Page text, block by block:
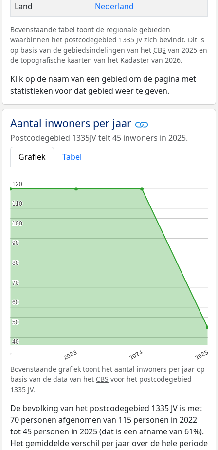
Land
Nederland
Bovenstaande tabel toont de regionale gebieden
waarbinnen het postcodegebied 1335 JV zich bevindt. Dit is
op basis van de gebiedsindelingen van het CBS van 2025 en
de topografische kaarten van het Kadaster van 2026.
Klik op de naam van een gebied om de pagina met
statistieken voor dat gebied weer te geven.
Aantal inwoners per jaar
Postcodegebied 1335JV telt 45 inwoners in 2025.
Grafiek
Tabel
2023 2024 2025
40
40
50
50
60
60
70
70
80
80
90
90
100
100
110
110
120
120
Bovenstaande grafiek toont het aantal inwoners per jaar op
basis van de data van het CBS voor het postcodegebied
1335 JV.
De bevolking van het postcodegebied 1335 JV is met
70 personen afgenomen van 115 personen in 2022
tot 45 personen in 2025 (dat is een afname van 61%).
Het gemiddelde verschil per jaar over de hele periode